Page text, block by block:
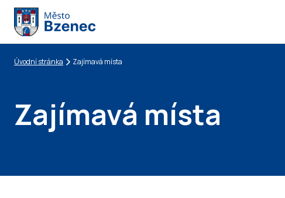
Drobečková navigace
Úvodní stránka Zajímavá místa
Zajímavá místa